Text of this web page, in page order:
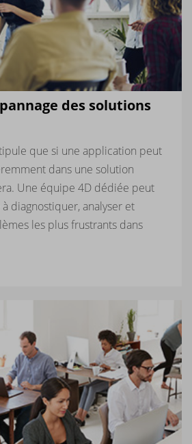
des solutions
que si une application peut
dans une solution
Une équipe 4D dédiée peut
diagnostiquer, analyser et
les plus frustrants dans